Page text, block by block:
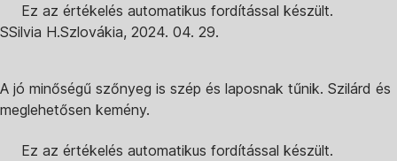
Ez az értékelés automatikus fordítással készült.
SSilvia H.Szlovákia, 2024. 04. 29.
A jó minőségű szőnyeg is szép és laposnak tűnik. Szilárd és
meglehetősen kemény.
Ez az értékelés automatikus fordítással készült.